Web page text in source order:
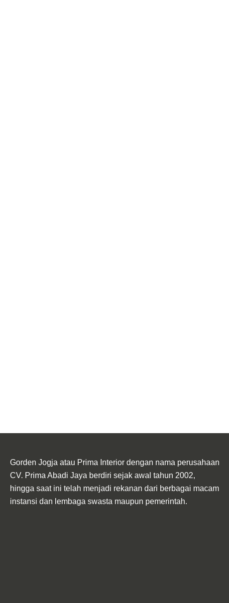
Gorden Jogja atau Prima Interior dengan nama perusahaan
CV. Prima Abadi Jaya berdiri sejak awal tahun 2002,
hingga saat ini telah menjadi rekanan dari berbagai macam
instansi dan lembaga swasta maupun pemerintah.